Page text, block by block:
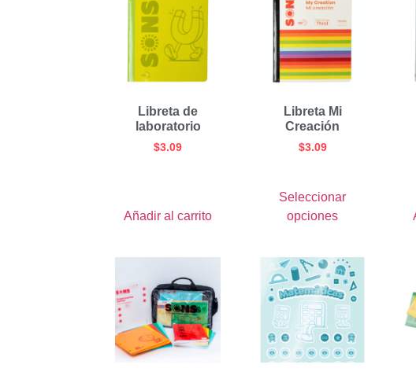
Libreta de
laboratorio
$3.09
Añadir al carrito
Libreta Mi
Creación
$3.09
Seleccionar
opciones